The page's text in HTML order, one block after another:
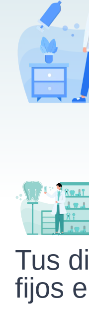
Tus
fijos